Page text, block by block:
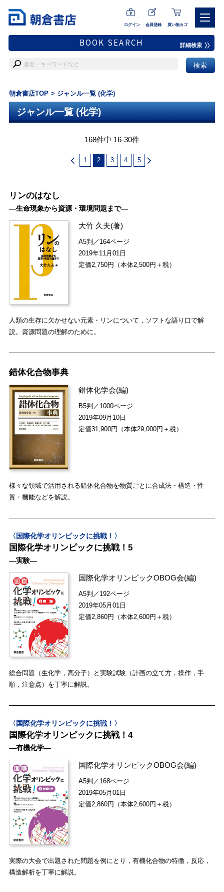
ログイン 会員登録 買い物カゴ
BOOK SEARCH 詳細検索
朝倉書店TOP ジャンル一覧 (化学)
ジャンル一覧 (化学)
168件中 16-30件
1 2 3 4 5
リンのはなし
―生命現象から資源・環境問題まで―
大竹 久夫(著)
A5判／164ページ
2019年11月01日
定価2,750円（本体2,500円＋税）
人類の生存に欠かせない元素・リンについて，ソフトな語り口で解
説。資源問題の理解のために。
錯体化合物事典
錯体化学会(編)
B5判／1000ページ
2019年09月10日
定価31,900円（本体29,000円＋税）
様々な領域で活用される錯体化合物を物質ごとに合成法・構造・性
質・機能などを解説。
〈国際化学オリンピックに挑戦！〉
国際化学オリンピックに挑戦！5
―実験―
国際化学オリンピックOBOG会(編)
A5判／192ページ
2019年05月01日
定価2,860円（本体2,600円＋税）
総合問題（生化学，高分子）と実験試験（計画の立て方，操作，手
順，注意点）を丁寧に解説。
〈国際化学オリンピックに挑戦！〉
国際化学オリンピックに挑戦！4
―有機化学―
国際化学オリンピックOBOG会(編)
A5判／168ページ
2019年05月01日
定価2,860円（本体2,600円＋税）
実際の大会で出題された問題を例にとり，有機化合物の特徴，反応，
構造解析を丁寧に解説。